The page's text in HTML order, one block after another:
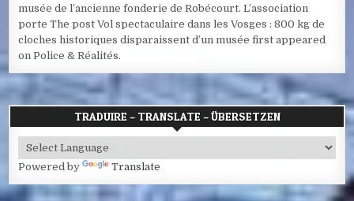
musée de l’ancienne fonderie de Robécourt. L’association
porte The post Vol spectaculaire dans les Vosges : 800 kg de
cloches historiques disparaissent d’un musée first appeared
on Police & Réalités.
TRADUIRE – TRANSLATE – ÜBERSETZEN
Powered by Translate